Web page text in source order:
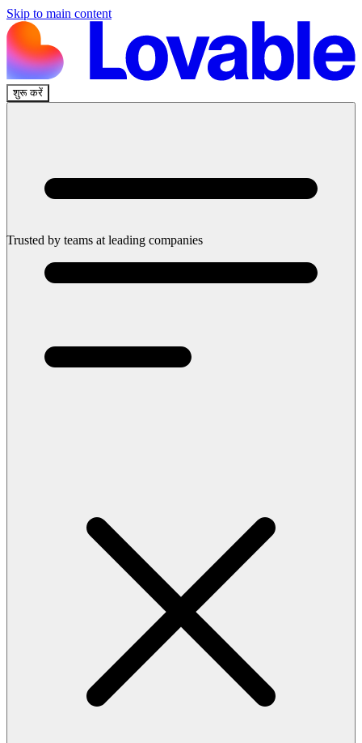
Skip to main content
शुरू करें
Trusted by teams at leading companies